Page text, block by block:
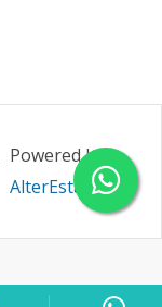
Powered by
AlterEstate